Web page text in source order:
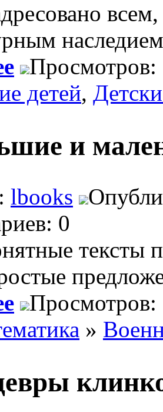
всем,
Просмотров:
детей,
и
lbooks
0
Просмотров:
»